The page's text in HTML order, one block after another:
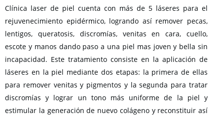
Clínica laser de piel cuenta con más de 5 láseres para el
rejuvenecimiento epidérmico, logrando así remover pecas,
lentigos, queratosis, discromías, venitas en cara, cuello,
escote y manos dando paso a una piel mas joven y bella sin
incapacidad. Este tratamiento consiste en la aplicación de
láseres en la piel mediante dos etapas: la primera de ellas
para remover venitas y pigmentos y la segunda para tratar
discromías y lograr un tono más uniforme de la piel y
estimular la generación de nuevo colágeno y reconstituir así